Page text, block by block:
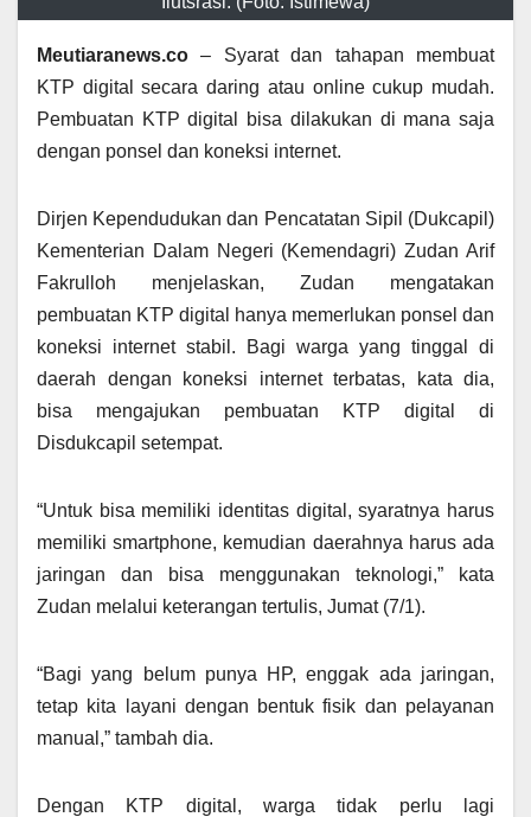
Meutiaranews.co – Syarat dan tahapan membuat
KTP digital secara daring atau online cukup mudah.
Pembuatan KTP digital bisa dilakukan di mana saja
dengan ponsel dan koneksi internet.
Dirjen Kependudukan dan Pencatatan Sipil (Dukcapil)
Kementerian Dalam Negeri (Kemendagri) Zudan Arif
Fakrulloh menjelaskan, Zudan mengatakan
pembuatan KTP digital hanya memerlukan ponsel dan
koneksi internet stabil. Bagi warga yang tinggal di
daerah dengan koneksi internet terbatas, kata dia,
bisa mengajukan pembuatan KTP digital di
Disdukcapil setempat.
“Untuk bisa memiliki identitas digital, syaratnya harus
memiliki smartphone, kemudian daerahnya harus ada
jaringan dan bisa menggunakan teknologi,” kata
Zudan melalui keterangan tertulis, Jumat (7/1).
“Bagi yang belum punya HP, enggak ada jaringan,
tetap kita layani dengan bentuk fisik dan pelayanan
manual,” tambah dia.
Dengan KTP digital, warga tidak perlu lagi